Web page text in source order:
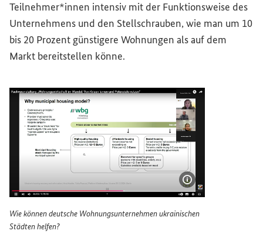
Teilnehmer*innen intensiv mit der Funktionsweise des
Unternehmens und den Stellschrauben, wie man um 10
bis 20 Prozent günstigere Wohnungen als auf dem
Markt bereitstellen könne.
Wie können deutsche Wohnungsunternehmen ukrainischen
Städten helfen?